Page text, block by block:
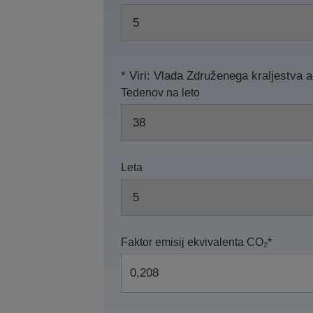
* Viri: Vlada Združenega kraljestva
Tedenov na leto
Leta
Faktor emisij ekvivalenta CO₂*